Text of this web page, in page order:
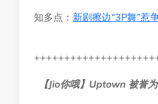
知多点： 新剧擦边“3P舞”惹
【Jio你哦】Uptown 被誉